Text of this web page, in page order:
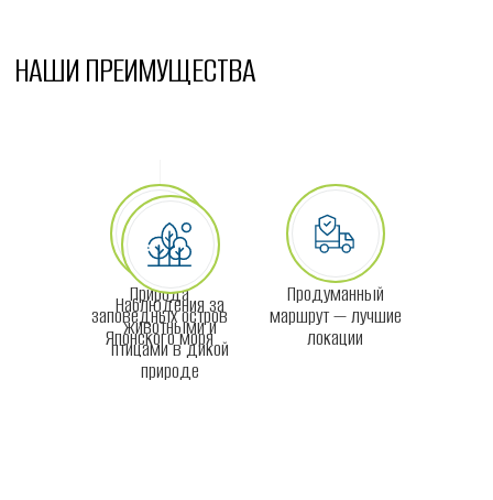
НАШИ ПРЕИМУЩЕСТВА
Продуманный
маршрут — лучшие
локации
Природа
заповедных остров
Японского моря
Наблюдения за
животными и
птицами в дикой
природе